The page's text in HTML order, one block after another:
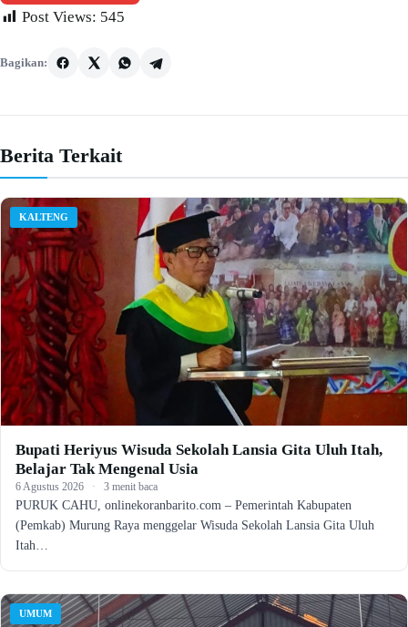
Post Views: 545
Bagikan:
Berita Terkait
KALTENG
Bupati Heriyus Wisuda Sekolah Lansia Gita Uluh Itah,
Belajar Tak Mengenal Usia
6 Agustus 2026 · 3 menit baca
PURUK CAHU, onlinekoranbarito.com – Pemerintah Kabupaten
(Pemkab) Murung Raya menggelar Wisuda Sekolah Lansia Gita Uluh
Itah…
UMUM